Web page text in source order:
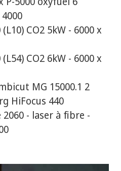
CO2 5kW - 6000 x
CO2 6kW - 6000 x
MG 15000.1 2
HiFocus 440
2060 - laser à fibre -